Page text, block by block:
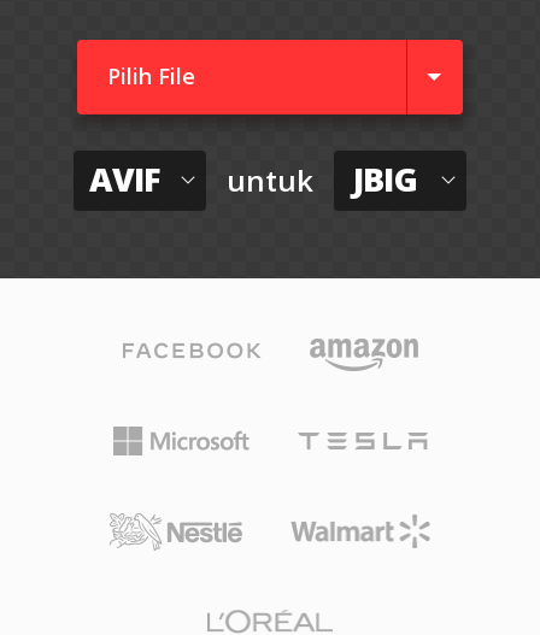
Pilih File
AVIF untuk JBIG